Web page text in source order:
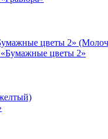
цветы 2»